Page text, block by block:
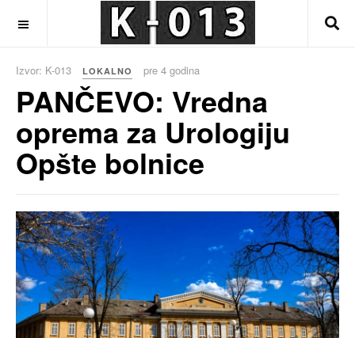
Izvor: K-013 LOKALNO pre 4 godina
PANČEVO: Vredna
oprema za Urologiju
Opšte bolnice